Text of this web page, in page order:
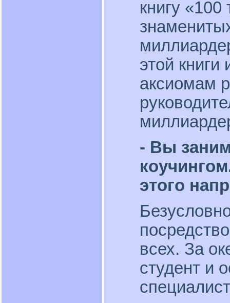
книгу
этой
аксиомам
- Вы
этого
всех. За
студент и
специалист